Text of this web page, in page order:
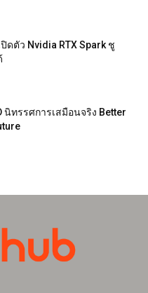
ดตัว Nvidia RTX Spark ชู
นิทรรศการเสมือนจริง Better